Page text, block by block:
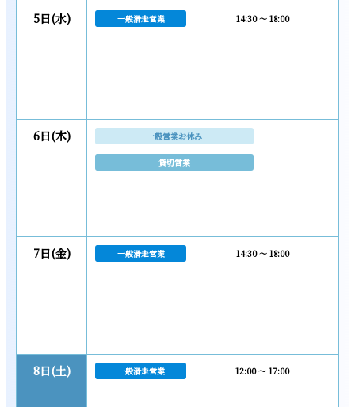
5日(水) 一般滑走営業 14:30 ～ 18:00
6日(木) 一般営業お休み
貸切営業
7日(金) 一般滑走営業 14:30 ～ 18:00
8日(土) 一般滑走営業 12:00 ～ 17:00